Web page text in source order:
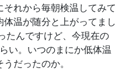
れから毎朝検温してみて
温が随分と上がってまし
たんですけど、今現在の
い。いつのまにか低体温
だったのか。